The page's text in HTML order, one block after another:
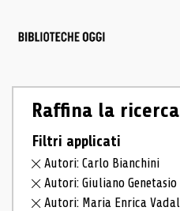
Raffina la ricerca
Filtri applicati
Autori: Carlo Bianchini
Autori: Giuliano Genetasio
Autori: Maria Enrica